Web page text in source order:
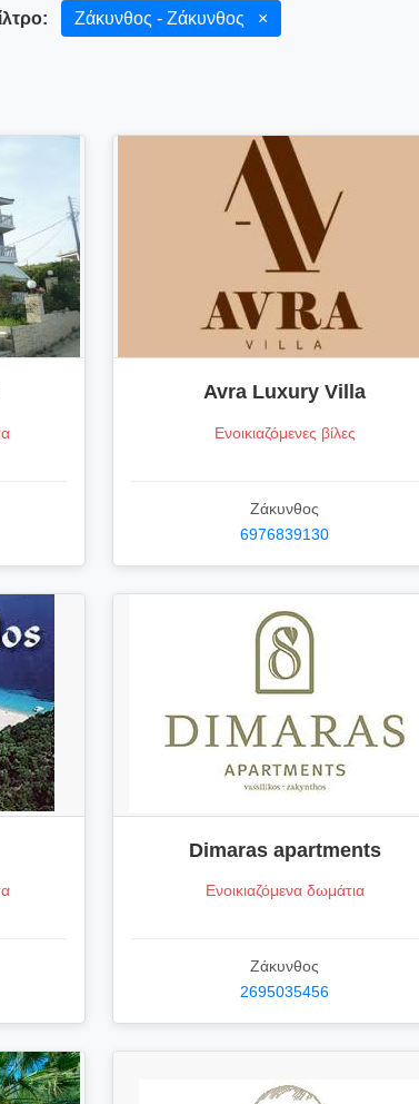
Ζάκυνθος - Ζάκυνθος ×
Avra Luxury Villa
Ενοικιαζόμενες βίλες
Ζάκυνθος
6976839130
Dimaras apartments
Ενοικιαζόμενα δωμάτια
Ζάκυνθος
2695035456